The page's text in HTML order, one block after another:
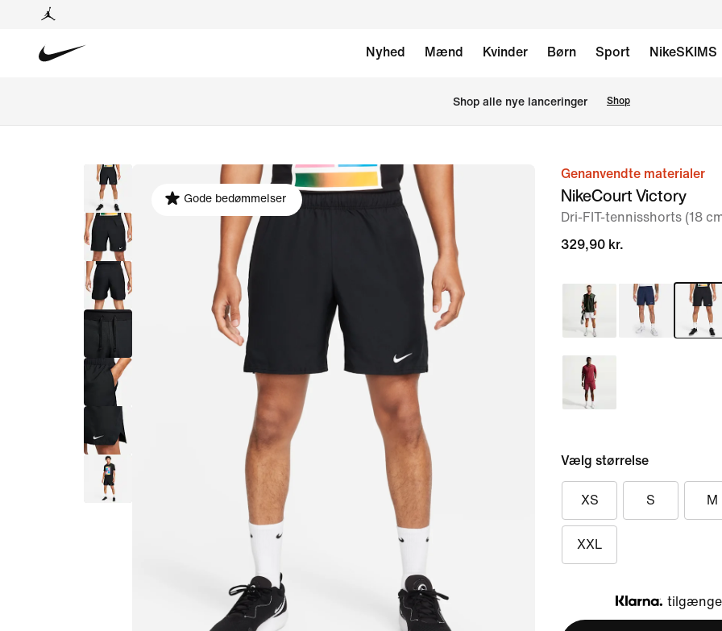
Nyhed Mænd Kvinder Børn Sport NikeSKIMS
Shop alle nye lanceringer Shop
billede
Gode bedømmelser
Genanvendte materialer
NikeCourt Victory
Dri-FIT-tennisshorts (18
329,90 kr.
Vælg størrelse
XS S M
XXL
Klarna